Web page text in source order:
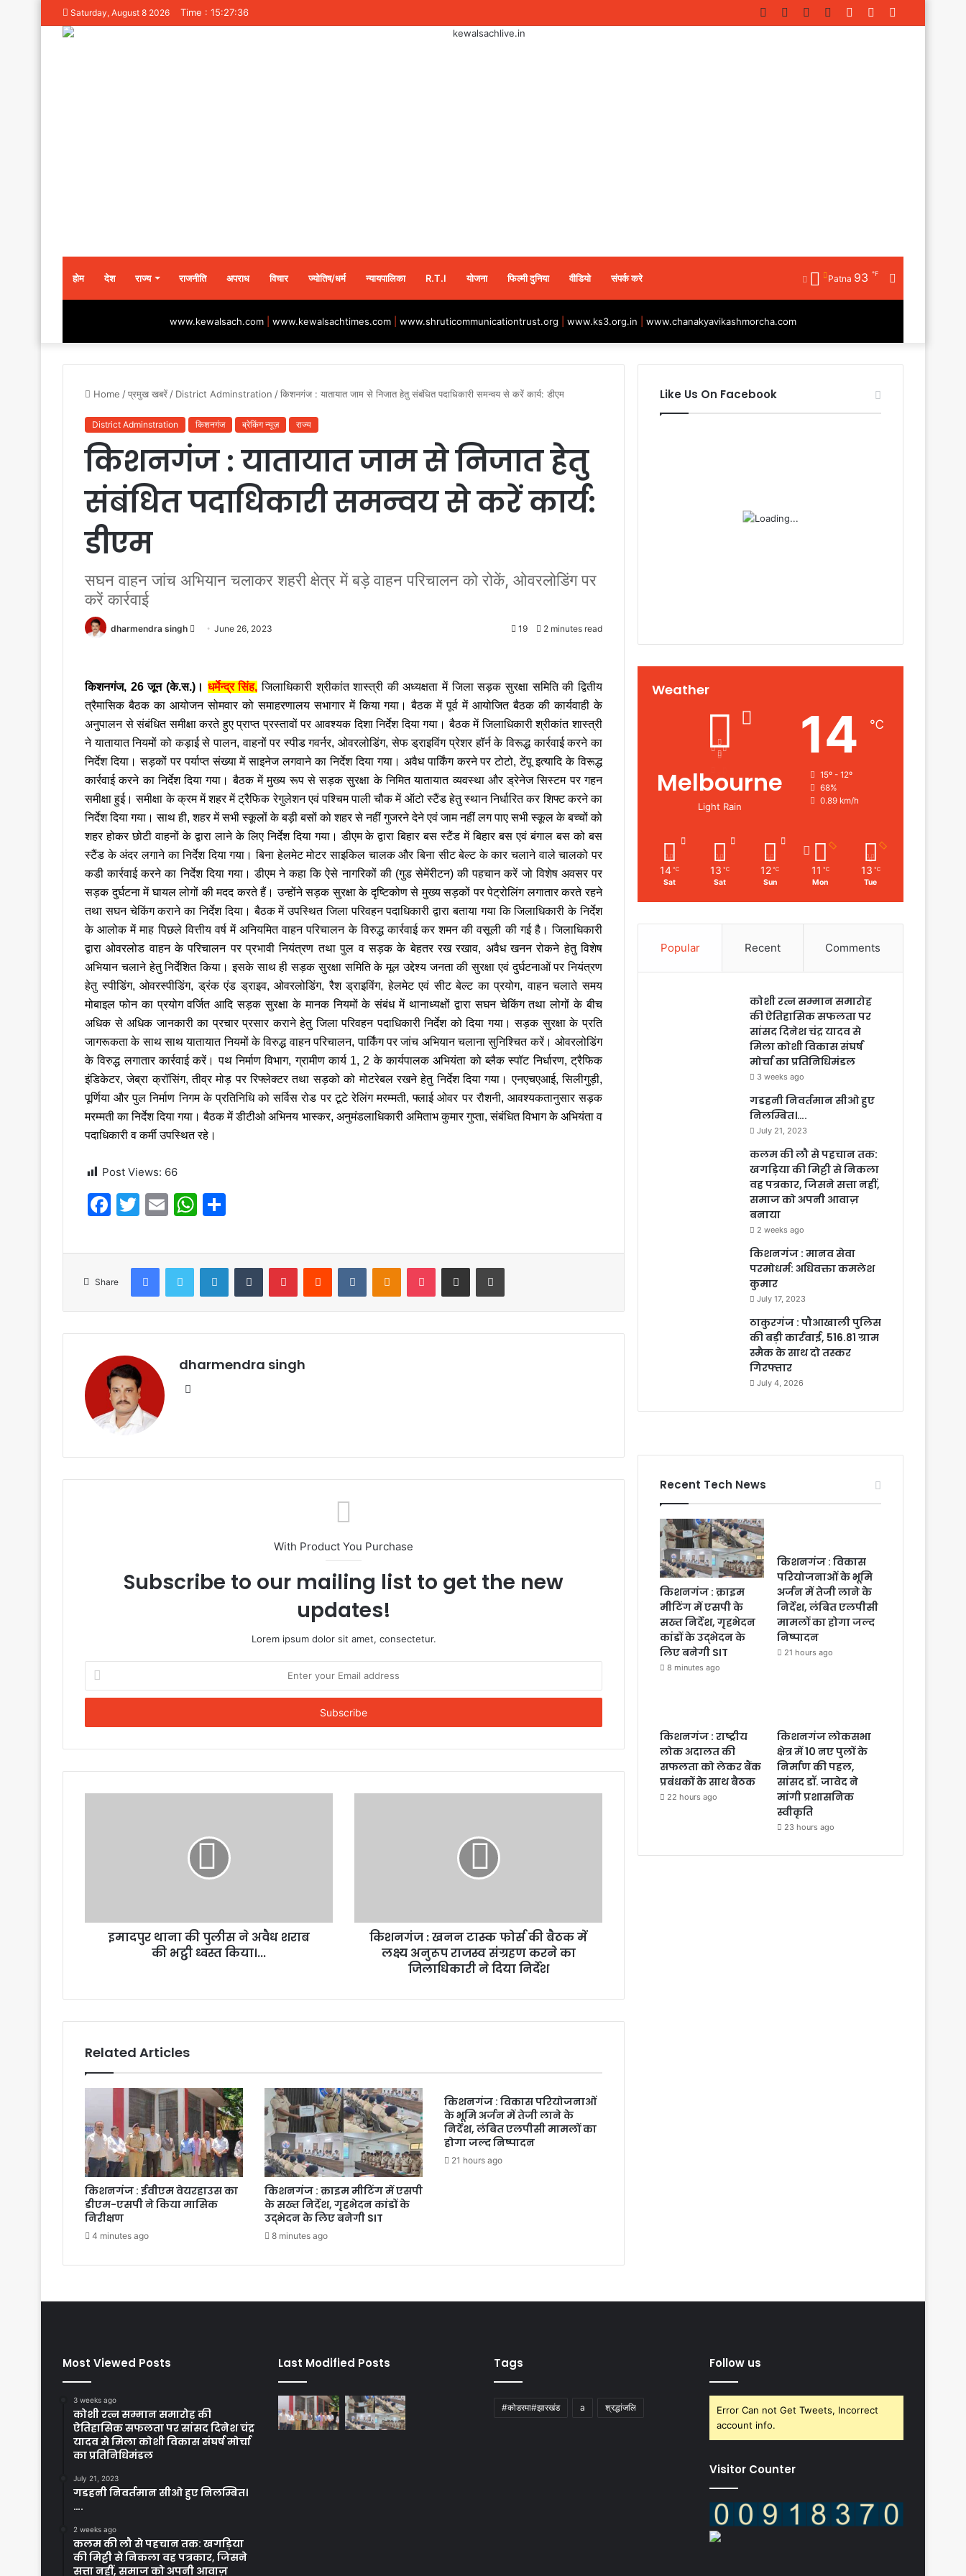
Saturday, August 8 2026 Time : 15:27:36
Random
Log
Instagram
YouTube
Twitter
Facebook
होम देश राज्य राजनीति अपराध विचार ज्योतिष/धर्म न्यायपालिका R.T.I योजना फिल्मी दुनिया वीडियो संपर्क करे Patna 93 ℉
www.kewalsach.com www.kewalsachtimes.com www.shruticommunicationtrust.org www.ks3.org.in www.chanakyavikashmorcha.com
Home /प्रमुख खबरें / District Adminstration /किशनगंज : यातायात जाम से निजात हेतु संबंधित पदाधिकारी समन्वय से करें कार्य: डीएम
District Adminstration किशनगंज ब्रेकिंग न्यूज़ राज्य
किशनगंज : यातायात जाम से निजात हेतु
संबंधित पदाधिकारी समन्वय से करें कार्य:
डीएम
सघन वाहन जांच अभियान चलाकर शहरी क्षेत्र में बड़े वाहन परिचालन को रोकें, ओवरलोडिंग पर
करें कार्रवाई
dharmendra singh
SendJune 26, 2023 19 2 minutes read
किशनगंज, 26 जून (के.स.)। धर्मेन्द्र सिंह, जिलाधिकारी श्रीकांत शास्त्री की अध्यक्षता में जिला सड़क सुरक्षा समिति की द्वितीय
त्रैमासिक बैठक का आयोजन सोमवार को समाहरणालय सभागार में किया गया। बैठक में पूर्व में आयोजित बैठक की कार्यवाही के
अनुपालन से संबंधित समीक्षा करते हुए प्राप्त प्रस्तावों पर आवश्यक दिशा निर्देश दिया गया। बैठक में जिलाधिकारी श्रीकांत शास्त्री
ने यातायात नियमों को कड़ाई से पालन, वाहनों पर स्पीड गवर्नर, ओवरलोडिंग, सेफ ड्राइविंग प्रेशर हॉर्न के विरूद्ध कार्रवाई करने का
निर्देश दिया। सड़कों पर पर्याप्त संख्या में साइनेज लगवाने का निर्देश दिया गया। अवैध पार्किंग करने पर टोटो, टेंपू इत्यादि के विरूद्ध
कार्रवाई करने का निर्देश दिया गया।बैठक में मुख्य रूप से सड़क सुरक्षा के निमित यातायात व्यवस्था और ड्रेनेज सिस्टम पर गहन
समीक्षा हुई। समीक्षा के क्रम में शहर में ट्रैफिक रेगुलेशन एवं पश्चिम पाली चौक में ऑटो स्टैंड हेतु स्थान निर्धारित कर शिफ्ट करने का
निर्देश दिया गया। साथ ही, शहर में सभी स्कूलों के बड़ी बसों को शहर से नहीं गुजरने देने एवं जाम नहीं लग पाए सभी स्कूल के बच्चों को
शहर होकर छोटी वाहनों के द्वारा लाने के लिए निर्देश दिया गया।डीएम के द्वारा बिहार बस स्टैंड में बिहार बस एवं बंगाल बस को बस
स्टैंड के अंदर लगाने का निर्देश दिया गया। बिना हेलमेट मोटर साइकिल चालक और बिना सीट बेल्ट के कार चलाने वाले चालको पर
कडी कार्रवाई करने का निर्देश दिया गया। डीएम ने कहा कि ऐसे नागरिकों की (गुड सेमेंरीटन) की पहचान करें जो विशेष अवसर पर
सड़क दुर्घटना में घायल लोगों की मदद करते हैं। उन्होंने सड़क सुरक्षा के दृष्टिकोण से मुख्य सड़कों पर पेट्रोलिंग लगातार करते रहने
तथा सघन चेकिंग कराने का निर्देश दिया। बैठक में उपस्थित जिला परिवहन पदाधिकारी द्वारा बताया गया कि जिलाधिकारी के निर्देश
के आलोक में माह पिछले वित्तीय वर्ष में अनियमित वाहन परिचालन के विरुद्ध कार्रवाई कर शमन की वसूली की गई है। जिलाधिकारी
द्वारा ओवरलोड वाहन के परिचालन पर प्रभावी नियंत्रण तथा पुल व सड़क के बेहतर रख रखाव, अवैध खनन रोकने हेतु विशेष
अभियान चलाने हेतु निर्देशित किया। इसके साथ ही सड़क सुरक्षा समिति के मूल उद्देश्य जनता की सुरक्षा एवं दुर्घटनाओं पर नियंत्रण
हेतु स्पीडिंग, ओवरस्पीडिंग, ड्रंक एंड ड्राइव, ओवरलोडिंग, रैश ड्राइविंग, हेलमेट एवं सीट बेल्ट का प्रयोग, वाहन चलाते समय
मोबाइल फोन का प्रयोग वर्जित आदि सड़क सुरक्षा के मानक नियमों के संबंध में थानाध्यक्षों द्वारा सघन चेकिंग तथा लोगों के बीच
अधिक से अधिक जानकारी का प्रचार प्रसार कराने हेतु जिला परिवहन पदाधिकारी निर्देश को दिया गया। सड़क सुरक्षा के प्रति
जागरूकता के साथ साथ यातायात नियमों के विरुद्ध वाहन परिचालन, पार्किंग पर जांच अभियान चलाना सुनिश्चित करें। ओवरलोडिंग
के विरुद्ध लगातार कार्रवाई करें। पथ निर्माण विभाग, ग्रामीण कार्य 1, 2 के कार्यपालक अभियंता को ब्लैक स्पॉट निर्धारण, ट्रैफिक
इंडिकेटर, जेब्रा क्रॉसिंग, तीव्र मोड़ पर रिफ्लेक्टर तथा सड़को को मोटरेबल रखने हेतु निर्देश दिया गया। एनएचएआई, सिलीगुड़ी,
पूर्णिया और पुल निर्माण निगम के प्रतिनिधि को सर्विस रोड पर टूटे रेलिंग मरम्मती, फ्लाई ओवर पर रौशनी, आवश्यकतानुसार सड़क
मरम्मती का निर्देश दिया गया। बैठक में डीटीओ अभिनय भास्कर, अनुमंडलाधिकारी अमिताभ कुमार गुप्ता, संबंधित विभाग के अभियंता व
पदाधिकारी व कर्मी उपस्थित रहे।
Post Views: 66
F
c
e
o
o
k
T
itt
er
E
ai
l
W
at
s
A
p
p
ar
e
Share
FacebookTwitter LinkedInTumblr PinterestReddit VKontakteOdnoklassniki
Pocket Share via Email Print
dharmendra singh
Website
With Product You Purchase
Subscribe to our mailing list to get the new
updates!
Lorem ipsum dolor sit amet, consectetur.
Enter
your
Email
इमादपुर थाना की पुलीस ने अवैध शराब
की भट्ठी ध्वस्त किया।...
किशनगंज : खनन टास्क फोर्स की बैठक में
लक्ष्य अनुरूप राजस्व संग्रहण करने का
जिलाधिकारी ने दिया निर्देश
Related Articles
किशनगंज : ईवीएम वेयरहाउस का
डीएम-एसपी ने किया मासिक
निरीक्षण
4 minutes ago
किशनगंज : क्राइम मीटिंग में एसपी
के सख्त निर्देश, गृहभेदन कांडों के
उद्भेदन के लिए बनेगी SIT
8 minutes ago
किशनगंज : विकास परियोजनाओं
के भूमि अर्जन में तेजी लाने के
निर्देश, लंबित एलपीसी मामलों का
होगा जल्द निष्पादन
21 hours ago
Like Us On Facebook
Weather
Melbourne
Light Rain
14 ℃
15º - 12º
68%
0.89 km/h
14 ℃
Sat
13 ℃
Sat
12 ℃
Sun
11 ℃
Mon
13 ℃
Tue
Popular Recent Comments
कोशी रत्न सम्मान समारोह
की ऐतिहासिक सफलता पर
सांसद दिनेश चंद्र यादव से
मिला कोशी विकास संघर्ष
मोर्चा का प्रतिनिधिमंडल
3 weeks ago
गडहनी निवर्तमान सीओ हुए
निलम्बित।….
July 21, 2023
कलम की लौ से पहचान तक:
खगड़िया की मिट्टी से निकला
वह पत्रकार, जिसने सत्ता नहीं,
समाज को अपनी आवाज़
बनाया
2 weeks ago
किशनगंज : मानव सेवा
परमोधर्म: अधिवक्ता कमलेश
कुमार
July 17, 2023
ठाकुरगंज : पौआखाली पुलिस
की बड़ी कार्रवाई, 516.81 ग्राम
स्मैक के साथ दो तस्कर
गिरफ्तार
July 4, 2026
Recent Tech News
किशनगंज : क्राइम
मीटिंग में एसपी के
सख्त निर्देश, गृहभेदन
कांडों के उद्भेदन के
लिए बनेगी SIT
8 minutes ago
किशनगंज : विकास
परियोजनाओं के भूमि
अर्जन में तेजी लाने के
निर्देश, लंबित एलपीसी
मामलों का होगा जल्द
निष्पादन
21 hours ago
किशनगंज : राष्ट्रीय
लोक अदालत की
सफलता को लेकर बैंक
प्रबंधकों के साथ बैठक
22 hours ago
किशनगंज लोकसभा
क्षेत्र में 10 नए पुलों के
निर्माण की पहल,
सांसद डॉ. जावेद ने
मांगी प्रशासनिक
स्वीकृति
23 hours ago
Most Viewed Posts
3 weeks ago
कोशी रत्न सम्मान समारोह की
ऐतिहासिक सफलता पर सांसद दिनेश चंद्र
यादव से मिला कोशी विकास संघर्ष मोर्चा
का प्रतिनिधिमंडल
July 21, 2023
गडहनी निवर्तमान सीओ हुए निलम्बित।
….
2 weeks ago
कलम की लौ से पहचान तक: खगड़िया
की मिट्टी से निकला वह पत्रकार, जिसने
सत्ता नहीं, समाज को अपनी आवाज़
Last Modified Posts Tags
#कोडरमा#झारखंड a श्रद्धांजलि
Follow us
Error Can not Get Tweets, Incorrect
account info.
Visitor Counter